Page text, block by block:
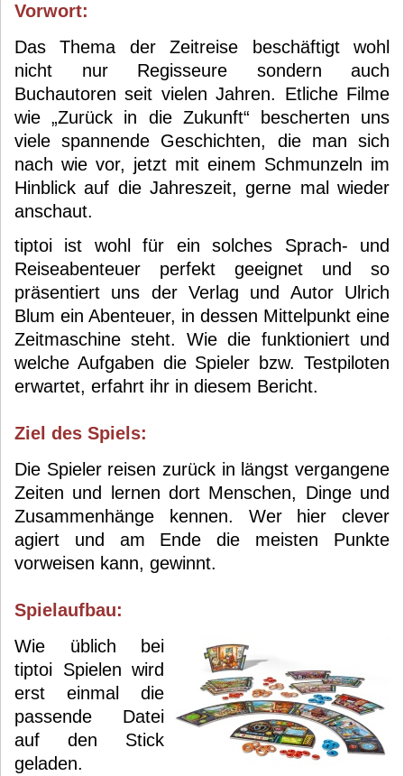
Vorwort:
Das Thema der Zeitreise beschäftigt wohl
nicht nur Regisseure sondern auch
Buchautoren seit vielen Jahren. Etliche Filme
wie „Zurück in die Zukunft“ bescherten uns
viele spannende Geschichten, die man sich
nach wie vor, jetzt mit einem Schmunzeln im
Hinblick auf die Jahreszeit, gerne mal wieder
anschaut.
tiptoi ist wohl für ein solches Sprach- und
Reiseabenteuer perfekt geeignet und so
präsentiert uns der Verlag und Autor Ulrich
Blum ein Abenteuer, in dessen Mittelpunkt eine
Zeitmaschine steht. Wie die funktioniert und
welche Aufgaben die Spieler bzw. Testpiloten
erwartet, erfahrt ihr in diesem Bericht.
Ziel des Spiels:
Die Spieler reisen zurück in längst vergangene
Zeiten und lernen dort Menschen, Dinge und
Zusammenhänge kennen. Wer hier clever
agiert und am Ende die meisten Punkte
vorweisen kann, gewinnt.
Spielaufbau:
Wie üblich bei
tiptoi Spielen wird
erst einmal die
passende Datei
auf den Stick
geladen.